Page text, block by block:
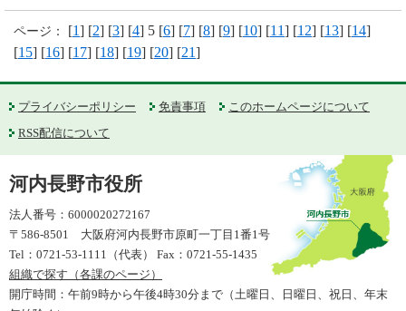
ページ： [1] [2] [3] [4] 5 [6] [7] [8] [9] [10] [11] [12] [13] [14]
[15] [16] [17] [18] [19] [20] [21]
プライバシーポリシー 免責事項
このホームページについて
RSS配信について
河内長野市役所
法人番号：6000020272167
〒586-8501 大阪府河内長野市原町一丁目1番1号
Tel：0721-53-1111（代表） Fax：0721-55-1435
組織で探す（各課のページ）
開庁時間：午前9時から午後4時30分まで（土曜日、日曜日、祝日、年末